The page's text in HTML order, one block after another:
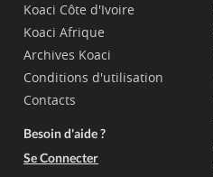
Koaci Côte d'Ivoire
Koaci Afrique
Archives Koaci
Conditions d'utilisation
Contacts
Besoin d'aide ?
Se Connecter